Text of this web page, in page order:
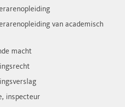
van academisch
macht
inspecteur